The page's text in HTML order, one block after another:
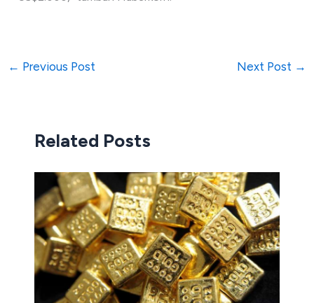
← Previous Post Next Post →
Related Posts